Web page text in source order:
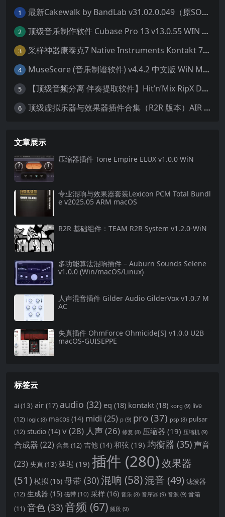
1 最新Cakewalk by BandLab v31.02.0.049（原SONAR白金版）中文版/安装方法（Win）
2 顶级音乐制作软件 Cubase Pro 13 v13.0.55 WIN MAC 破解版下载含全套80G音色库 附安装教程
3 采样神器康泰克7 Native Instruments Kontakt 7 v7.10.9 WiN MAC 便携版 MAC含批量入库工具 NICNT文件制作工具 非标准音色库入库
4 MuseScore (音乐制谱软件) v4.4.2 中文版 WiN MAC
5 【顶级音频分离 伴奏提取软件】Hit’n’Mix RipX DeepAudio v7.5.1 WIN MAC
6 顶级虚拟乐器与效果器插件合集（R2R 版本）AIR Music Technology
文章展示
压缩器插件 Tone Empire ELUX v1.0.0 WiN
专业混响与效果器套装Lexicon PCM Total Bundl
e v2025.05 ARM macOS
R2R 基础组件：TEAM R2R System v1.2.0-WiN
多功能算法混响插件 – Auburn Sounds Selene
v1.0.0 (Win/macOS/Linux)
人声混音插件 Gilder Audio GilderVox v1.0.7 M
AC
失真插件 OhmForce Ohmicide[S] v1.0.0 U2B
macOS-GUISEPPE
标签云
ai(13) air (17) audio (32) eq (18) kontakt (18) korg (9) live
(12) logic (8) macos (14) midi (25) p (9) pro (37) psp (8) pulsar
(12) studio (14) v(28) 人声(26) 修复 (8) 压缩器 (19) 压缩机 (9)
合成器 (22) 合集 (12) 吉他 (14) 和弦 (19) 均衡器 (35) 声音
(23) 失真(13) 延迟 (19) 插件 (280)效果器
(51) 模拟 (16) 母带 (30)混响 (58)混音 (49) 滤波器
(12) 生成器 (15) 磁带(10) 采样 (16) 音乐 (8) 音序器 (9) 音源 (9) 音箱
(11) 音色 (33)音频 (67) 频段 (9)